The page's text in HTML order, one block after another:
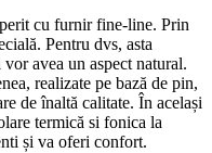
cu furnir fine-line. Prin
Pentru dvs, asta
avea un aspect natural.
realizate pe bază de pin,
de înaltă calitate. În același
termică si fonica la
și va oferi confort.